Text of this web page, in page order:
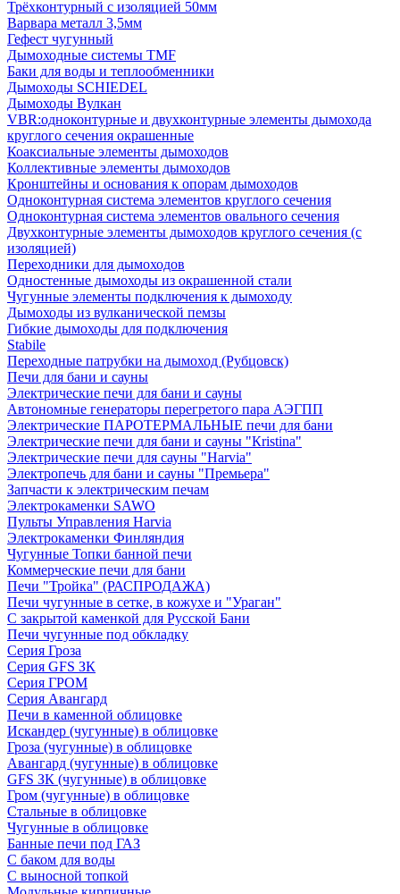
Трёхконтурный с изоляцией 50мм
Варвара металл 3,5мм
Гефест чугунный
Дымоходные системы TMF
Баки для воды и теплообменники
Дымоходы SCHIEDEL
Дымоходы Вулкан
VBR:одноконтурные и двухконтурные элементы дымохода
круглого сечения окрашенные
Коаксиальные элементы дымоходов
Коллективные элементы дымоходов
Кронштейны и основания к опорам дымоходов
Одноконтурная система элементов круглого сечения
Одноконтурная система элементов овального сечения
Двухконтурные элементы дымоходов круглого сечения (с
изоляцией)
Переходники для дымоходов
Одностенные дымоходы из окрашенной стали
Чугунные элементы подключения к дымоходу
Дымоходы из вулканической пемзы
Гибкие дымоходы для подключения
Stabile
Переходные патрубки на дымоход (Рубцовск)
Печи для бани и сауны
Электрические печи для бани и сауны
Автономные генераторы перегретого пара АЭГПП
Электрические ПАРОТЕРМАЛЬНЫЕ печи для бани
Электрические печи для бани и сауны "Кristina"
Электрические печи для сауны "Harvia"
Электропечь для бани и сауны "Премьера"
Запчасти к электрическим печам
Электрокаменки SAWO
Пульты Управления Harvia
Электрокаменки Финляндия
Чугунные Топки банной печи
Коммерческие печи для бани
Печи "Тройка" (РАСПРОДАЖА)
Печи чугунные в сетке, в кожухе и "Ураган"
С закрытой каменкой для Русской Бани
Печи чугунные под обкладку
Серия Гроза
Серия GFS ЗК
Серия ГРОМ
Серия Авангард
Печи в каменной облицовке
Искандер (чугунные) в облицовке
Гроза (чугунные) в облицовке
Авангард (чугунные) в облицовке
GFS ЗК (чугунные) в облицовке
Гром (чугунные) в облицовке
Стальные в облицовке
Чугунные в облицовке
Банные печи под ГАЗ
С баком для воды
С выносной топкой